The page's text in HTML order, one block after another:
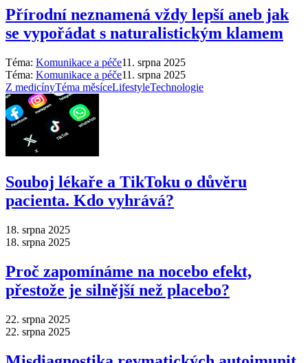
Přírodní neznamená vždy lepší aneb jak
se vypořádat s naturalistickým klamem
Téma: Komunikace a péče11. srpna 2025
Téma: Komunikace a péče11. srpna 2025
Z medicínyTéma měsíceLifestyleTechnologie
Souboj lékaře a TikToku o důvěru
pacienta. Kdo vyhrává?
18. srpna 2025
18. srpna 2025
Proč zapomínáme na nocebo efekt,
přestože je silnější než placebo?
22. srpna 2025
22. srpna 2025